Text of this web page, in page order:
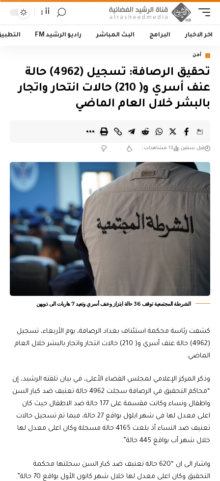
أأ
اخر الاخبار البرامج البث المباشر راديو الرشيد FM
أمن
تحقيق الرصافة: تسجيل (4962) حالة
عنف أسري و( 210) حالات انتحار واتجار
بالبشر خلال العام الماضي
قبل سنتين 13 مشاهدات
الشرطة المجتمعية توقف 36 حالة ابتزاز وعنف أسري وتعيد 7 هاربات الى ذويهن
كشفت رئاسة محكمة استئناف بغداد الرصافة، يوم الأربعاء، تسجيل
(4962) حالة عنف أسري و( 210) حالات انتحار واتجار بالبشر خلال العام
الماضي.
وذكر المركز الإعلامي لمجلس القضاء الأعلى، في بيان تلقته الرشيد، إن
“محاكم التحقيق في الرصافة سجلت 4962 حالة تعنيف ضد كبار السن
واطفال ونساء وكانت مقسمة على 177 حالة ضد الاطفال حيث كان
اعلى معدل لها في شهر ايلول بواقع 27 حالة، فيما تم تسجيل حالات
تعنيف ضد النساء أذ بلغت 4165 حالة مسجلة وكان اعلى معدل لها
خلال شهر أب بواقع 445 حالة”.
واشار الى ان “620 حالة تعنيف ضد كبار السن سجلتها محكمة
التحقيق وكان اعلى معدل لها خلال شهر كانون الأول بواقع 70 حالة”.